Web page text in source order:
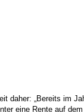
daher: „Bereits im
eine Rente auf